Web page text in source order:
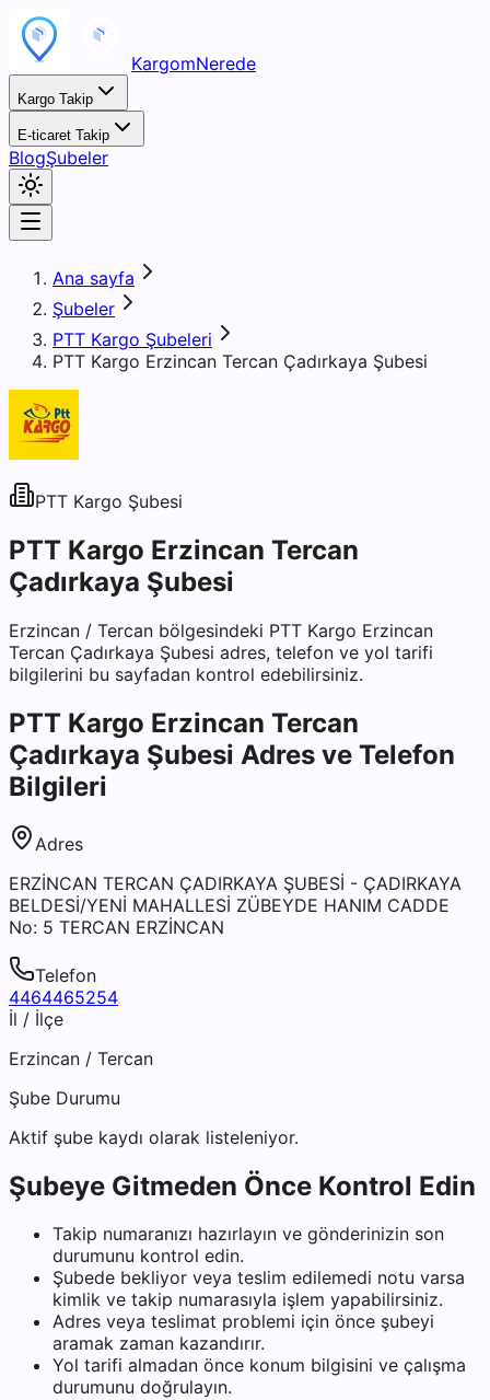
KargomNerede
Kargo Takip
E-ticaret Takip
BlogŞubeler
Ana sayfa
Şubeler
PTT Kargo Şubeleri
PTT Kargo Erzincan Tercan Çadırkaya Şubesi
PTT Kargo Şubesi
PTT Kargo Erzincan Tercan
Çadırkaya Şubesi
Erzincan / Tercan bölgesindeki PTT Kargo Erzincan
Tercan Çadırkaya Şubesi adres, telefon ve yol tarifi
bilgilerini bu sayfadan kontrol edebilirsiniz.
PTT Kargo Erzincan Tercan
Çadırkaya Şubesi Adres ve Telefon
Bilgileri
Adres
ERZİNCAN TERCAN ÇADIRKAYA ŞUBESİ - ÇADIRKAYA
BELDESİ/YENİ MAHALLESİ ZÜBEYDE HANIM CADDE
No: 5 TERCAN ERZİNCAN
Telefon
4464465254
İl / İlçe
Erzincan / Tercan
Şube Durumu
Aktif şube kaydı olarak listeleniyor.
Şubeye Gitmeden Önce Kontrol Edin
Takip numaranızı hazırlayın ve gönderinizin son
durumunu kontrol edin.
Şubede bekliyor veya teslim edilemedi notu varsa
kimlik ve takip numarasıyla işlem yapabilirsiniz.
Adres veya teslimat problemi için önce şubeyi
aramak zaman kazandırır.
Yol tarifi almadan önce konum bilgisini ve çalışma
durumunu doğrulayın.